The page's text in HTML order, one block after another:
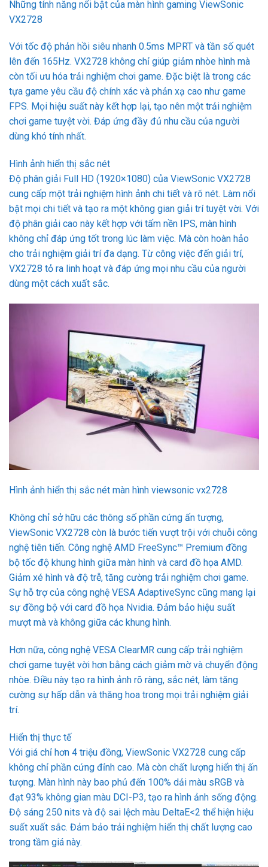
Những tính năng nổi bật của màn hình gaming ViewSonic
VX2728
Với tốc độ phản hồi siêu nhanh 0.5ms MPRT và tần số quét
lên đến 165Hz. VX2728 không chỉ giúp giảm nhòe hình mà
còn tối ưu hóa trải nghiệm chơi game. Đặc biệt là trong các
tựa game yêu cầu độ chính xác và phản xạ cao như game
FPS. Mọi hiệu suất này kết hợp lại, tạo nên một trải nghiệm
chơi game tuyệt vời. Đáp ứng đầy đủ nhu cầu của người
dùng khó tính nhất.
Hình ảnh hiển thị sắc nét
Độ phân giải Full HD (1920×1080) của ViewSonic VX2728
cung cấp một trải nghiệm hình ảnh chi tiết và rõ nét. Làm nổi
bật mọi chi tiết và tạo ra một không gian giải trí tuyệt vời. Với
độ phân giải cao này kết hợp với tấm nền IPS, màn hình
không chỉ đáp ứng tốt trong lúc làm việc. Mà còn hoàn hảo
cho trải nghiệm giải trí đa dạng. Từ công việc đến giải trí,
VX2728 tỏ ra linh hoạt và đáp ứng mọi nhu cầu của người
dùng một cách xuất sắc.
Hình ảnh hiển thị sắc nét màn hình viewsonic vx2728
Không chỉ sở hữu các thông số phần cứng ấn tượng,
ViewSonic VX2728 còn là bước tiến vượt trội với chuỗi công
nghệ tiên tiến. Công nghệ AMD FreeSync™ Premium đồng
bộ tốc độ khung hình giữa màn hình và card đồ họa AMD.
Giảm xé hình và độ trễ, tăng cường trải nghiệm chơi game.
Sự hỗ trợ của công nghệ VESA AdaptiveSync cũng mang lại
sự đồng bộ với card đồ họa Nvidia. Đảm bảo hiệu suất
mượt mà và không giữa các khung hình.
Hơn nữa, công nghệ VESA ClearMR cung cấp trải nghiệm
chơi game tuyệt vời hơn bằng cách giảm mờ và chuyển động
nhòe. Điều này tạo ra hình ảnh rõ ràng, sắc nét, làm tăng
cường sự hấp dẫn và thăng hoa trong mọi trải nghiệm giải
trí.
Hiển thị thực tế
Với giá chỉ hơn 4 triệu đồng, ViewSonic VX2728 cung cấp
không chỉ phần cứng đỉnh cao. Mà còn chất lượng hiển thị ấn
tượng. Màn hình này bao phủ đến 100% dải màu sRGB và
đạt 93% không gian màu DCI-P3, tạo ra hình ảnh sống động.
Độ sáng 250 nits và độ sai lệch màu DeltaE<2 thể hiện hiệu
suất xuất sắc. Đảm bảo trải nghiệm hiển thị chất lượng cao
trong tầm giá này.